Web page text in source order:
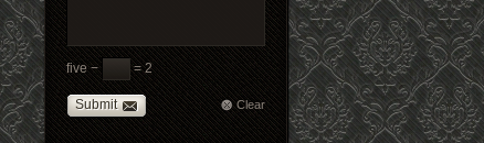
five − = 2
Submit Clear